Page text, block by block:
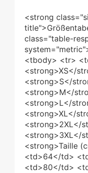
<strong
class="table-
<tbody> <tr>
<strong>XS</
<strong>S</
<strong>M</
<strong>L</
<strong>XL</
<strong>2XL</
<strong>3XL</
<strong>Taille
<td>64</td>
<td>80</td>